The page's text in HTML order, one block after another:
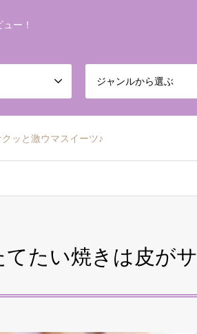
ー！
ジャンルから選ぶ
ッと激ウマスイーツ♪
てたい焼きは皮がサ